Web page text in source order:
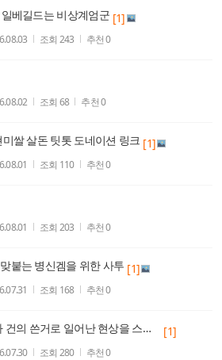
베길드는 비상계엄군 [1]
조회 243 추천0
조회 68 추천0
쌀 살돈 팃톳 도네이션 링크 [1]
조회 110 추천0
조회 203 추천0
붙는 병신겜을 위한 사투 [1]
조회 168 추천0
끔찍한 진실) 사람들이 내가 건의 쓴거로 일어난 현상을 스킬추가 밸패 주기나 관리로 착각한다 [1]
조회 280 추천0